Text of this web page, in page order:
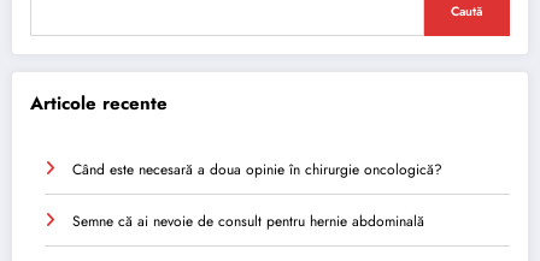
Caută
Articole recente
Când este necesară a doua opinie în chirurgie oncologică?
Semne că ai nevoie de consult pentru hernie abdominală